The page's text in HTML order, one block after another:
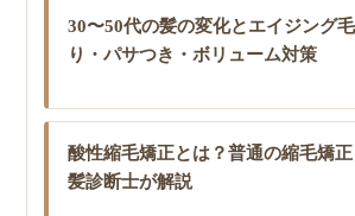
30〜50代の髪の変化とエイジング
り・パサつき・ボリューム対策
酸性縮毛矯正とは？普通の縮毛矯
髪診断士が解説